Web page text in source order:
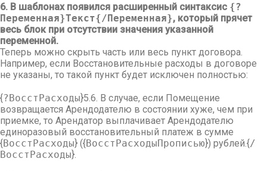
6. В шаблонах появился расширенный синтаксис {?
Переменная}Текст{/Переменная}, который прячет
весь блок при отсутствии значения указанной
переменной.
Теперь можно скрыть часть или весь пункт договора.
Например, если Восстановительные расходы в договоре
не указаны, то такой пункт будет исключен полностью:
{?ВосстРасходы}5.6. В случае, если Помещение
возвращается Арендодателю в состоянии хуже, чем при
приемке, то Арендатор выплачивает Арендодателю
единоразовый восстановительный платеж в сумме
{ВосстРасходы} ({ВосстРасходыПрописью}) рублей.{/
ВосстРасходы}.